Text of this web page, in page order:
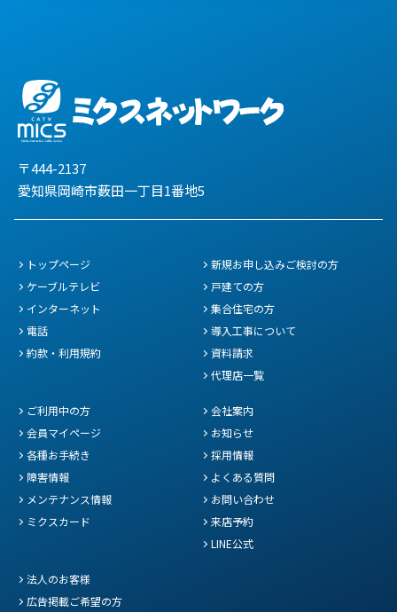
〒444-2137
愛知県岡崎市薮田一丁目1番地5
トップページ
ケーブルテレビ
インターネット
電話
約款・利用規約
新規お申し込みご検討の方
戸建ての方
集合住宅の方
導入工事について
資料請求
代理店一覧
ご利用中の方
会員マイページ
各種お手続き
障害情報
メンテナンス情報
ミクスカード
会社案内
お知らせ
採用情報
よくある質問
お問い合わせ
来店予約
LINE公式
法人のお客様
広告掲載ご希望の方